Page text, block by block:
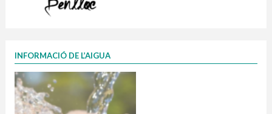
INFORMACIÓ DE L’AIGUA